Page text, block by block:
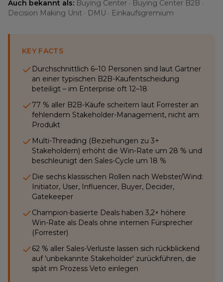
Auch bekannt als: Buying Center · Buying Center B2B ·
Decision Making Unit · DMU · Einkaufsgremium
KEY FACTS
Durchschnittlich 6–10 Personen sind laut Gartner
an einer typischen B2B-Kaufentscheidung
beteiligt – im Enterprise oft 12–18
77 % aller B2B-Käufe scheitern laut Forrester an
fehlendem Stakeholder-Management, nicht am
Produkt
Multi-Threading (Beziehungen zu 3+
Stakeholdern) erhöht die Win-Rate um 28 % und
beschleunigt den Sales-Cycle um 18 %
Die sechs klassischen Rollen nach Webster/Wind:
Initiator, User, Influencer, Buyer, Decider,
Gatekeeper
Champion-basierte Deals haben 3,2× höhere
Win-Rate als Deals ohne internen Fürsprecher
(Forrester)
62 % aller Sales-Verluste lassen sich rückblickend
auf 'unbekannte Stakeholder' zurückführen, die
spät im Prozess Veto einlegen